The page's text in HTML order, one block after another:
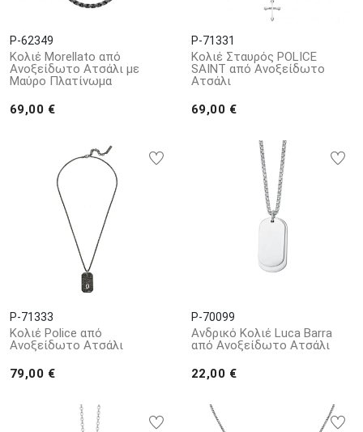
P-62349
Κολιέ Morellato από
Ανοξείδωτο Ατσάλι με
Μαύρο Πλατίνωμα
69,00 €
P-71331
Κολιέ Σταυρός POLICE
SAINT από Ανοξείδωτο
Ατσάλι
69,00 €
P-71333
Κολιέ Police από
Ανοξείδωτο Ατσάλι
79,00 €
P-70099
Ανδρικό Κολιέ Luca Barra
από Ανοξείδωτο Ατσάλι
22,00 €